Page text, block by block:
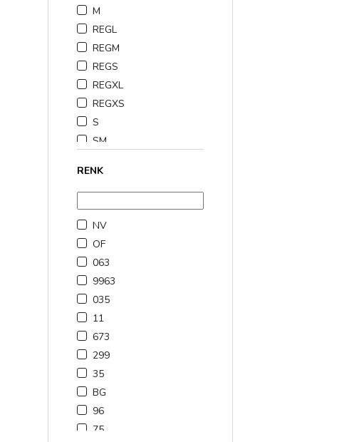
M
REGL
REGM
REGS
REGXL
REGXS
S
SM
XS
RENK
NV
OF
063
9963
035
11
673
299
35
BG
96
75